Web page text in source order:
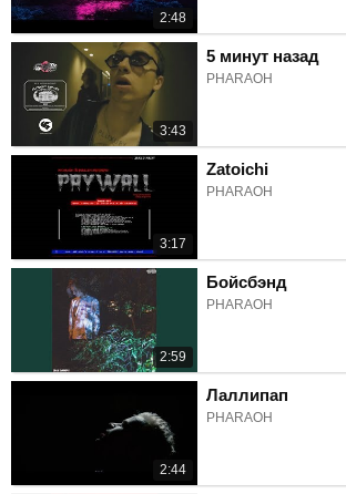
2:48
3:43
5 минут назад
PHARAOH
3:17
Zatoichi
PHARAOH
2:59
Бойсбэнд
PHARAOH
2:44
Лаллипап
PHARAOH